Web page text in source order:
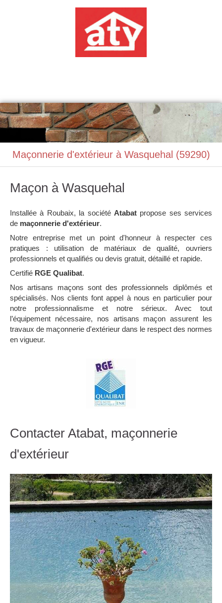
Maçonnerie d'extérieur à Wasquehal (59290)
Maçon à Wasquehal
Installée à Roubaix, la société Atabatpropose ses services
de maçonnerie d'extérieur.
Notre entreprise met un point d'honneur à respecter ces
pratiques : utilisation de matériaux de qualité, ouvriers
professionnels et qualifiés ou devis gratuit, détaillé et rapide.
Certifié RGE Qualibat.
Nos artisans maçons sont des professionnels diplômés et
spécialisés. Nos clients font appel à nous en particulier pour
notre professionnalisme et notre sérieux. Avec tout
l’équipement nécessaire, nos artisans maçon assurent les
travaux de maçonnerie d'extérieur dans le respect des normes
en vigueur.
Contacter Atabat, maçonnerie
d'extérieur